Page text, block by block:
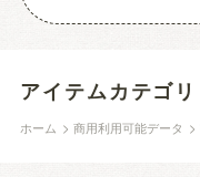
アイテムカテゴリ
ホーム >商用利用可能データ >